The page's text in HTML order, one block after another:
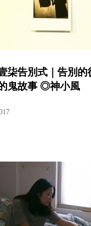
柒告別式｜告別
鬼故事 ◎神小風